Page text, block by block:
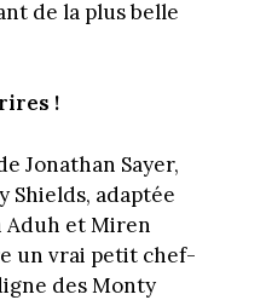
de la plus belle
!
Jonathan Sayer,
Shields, adaptée
Aduh et Miren
un vrai petit chef-
des Monty